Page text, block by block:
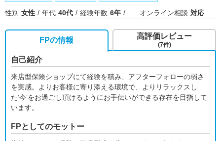
性別 女性 年代 40代 経験年数 6年 オンライン相談 対応
FPの情報
自己紹介
来店型保険ショップにて経験を積み、アフターフォローの弱さ
を実感。よりお客様に寄り添える環境で、よりリラックスし
た‘今‘をお過ごし頂けるようにお手伝いができる存在を目指して
います。
FPとしてのモットー
高評価レビュー
(7件)